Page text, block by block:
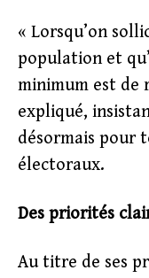
« Lorsqu’on
population et
minimum est de
expliqué,
désormais pour
électoraux.
Des priorités
Au titre de ses